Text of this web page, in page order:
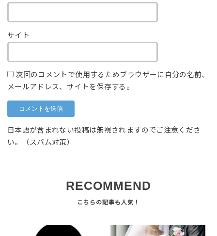
サイト
次回のコメントで使用するためブラウザーに自分の名前、
メールアドレス、サイトを保存する。
日本語が含まれない投稿は無視されますのでご注意くださ
い。（スパム対策）
RECOMMEND